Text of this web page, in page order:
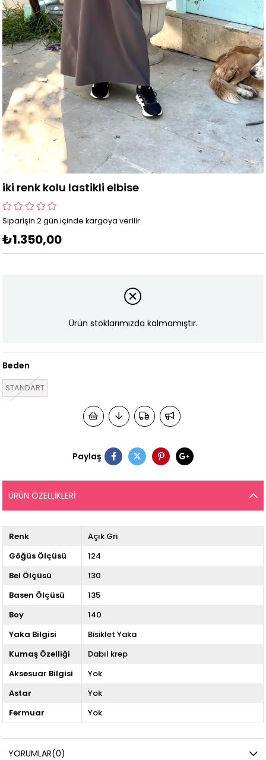
iki renk kolu lastikli elbise
Siparişin 2 gün içinde kargoya verilir.
₺1.350,00
Ürün stoklarımızda kalmamıştır.
Beden
STANDART
Paylaş
ÜRÜN ÖZELLIKLERI
Renk
Açık Gri
Göğüs Ölçüsü
124
Bel Ölçüsü
130
Basen Ölçüsü
135
Boy
140
Yaka Bilgisi
Bisiklet Yaka
Kumaş Özelliği
Dabıl krep
Aksesuar Bilgisi
Yok
Astar
Yok
Fermuar
Yok
YORUMLAR(0)